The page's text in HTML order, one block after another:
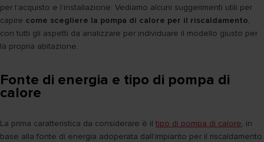
per l’acquisto e l’installazione. Vediamo alcuni suggerimenti utili per
capire come scegliere la pompa di calore per il riscaldamento,
con tutti gli aspetti da analizzare per individuare il modello giusto per
la propria abitazione.
Fonte di energia e tipo di pompa di
calore
La prima caratteristica da considerare è il tipo di pompa di calore, in
base alla fonte di energia adoperata dall’impianto per il riscaldamento